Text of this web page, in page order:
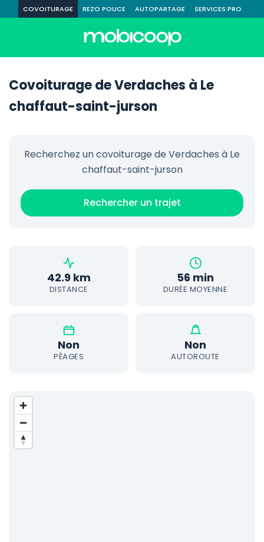
COVOITURAGE REZO POUCE AUTOPARTAGE SERVICES PRO
Covoiturage de Verdaches à Le
chaffaut-saint-jurson
Recherchez un covoiturage de Verdaches à Le
chaffaut-saint-jurson
Rechercher un trajet
42.9 km
DISTANCE
56 min
DURÉE MOYENNE
Non
PÉAGES
Non
AUTOROUTE